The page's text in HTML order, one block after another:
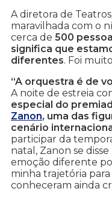
A diretora de
maravilhada com o
cerca de 500
significa que
diferentes. Foi
“A orquestra é de
A noite de estreia
especial do
Zanon, uma das
cenário
participar da
natal, Zanon se
emoção diferente
minha trajetória para
conheceram ainda